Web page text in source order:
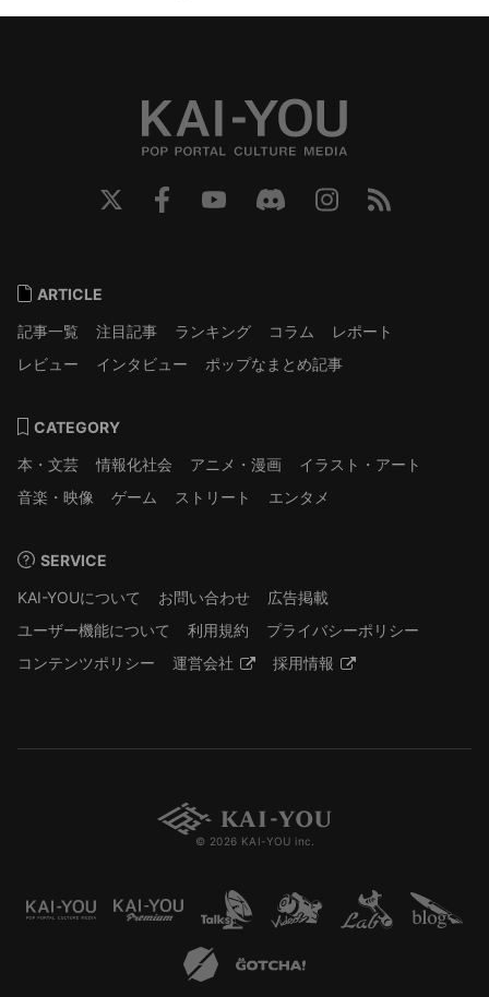
ARTICLE
記事一覧
注目記事 ランキング コラム
レポート
レビュー
インタビュー ポップなまとめ記事
CATEGORY
本・文芸
情報化社会 アニメ・漫画
イラスト・アート
音楽・映像
ゲーム ストリート エンタメ
SERVICE
KAI-YOUについて
お問い合わせ
広告掲載
ユーザー機能について
利用規約
プライバシーポリシー
コンテンツポリシー
運営会社 採用情報
© 2026 KAI-YOU inc.